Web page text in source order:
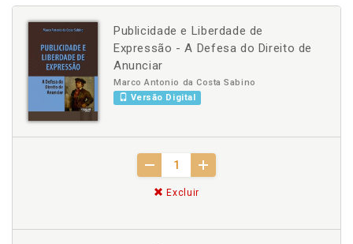
Publicidade e Liberdade de
Expressão - A Defesa do Direito de
Anunciar
Marco Antonio da Costa Sabino
Versão Digital
Excluir